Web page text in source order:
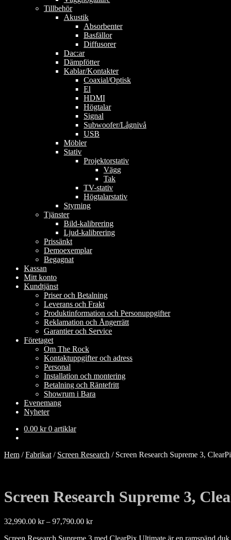
Tillbehör
Akustik
Absorbenter
Basfällor
Diffusorer
Dac:ar
Dämpfötter
Kablar/Kontakter
Coaxial/Optisk
El
HDMI
Högtalar
Signal
Subwoofer/Lågnivå
USB
Möbler
Stativ
Projektorstativ
Vägg
Tak
TV-stativ
Högtalarstativ
Styrning
Tjänster
Bild-kalibrering
Ljud-kalibrering
Prissänkt
Demoexemplar
Begagnat
Kassan
Mitt konto
Kundtjänst
Priser och Betalning
Leverans och Frakt
Produktinformation och Personuppgifter
Reklamation och Ångerrätt
Garantier och Service
Företaget
Om The Rock
Kontaktuppgifter och adress
Personal
Installation och montering
Betalning och Räntefritt
Showrum i Bara
Evenemang
Nyheter
0.00 kr 0 artiklar
Hem /Fabrikat / Screen Research / Screen Research Supreme 3,
Screen Research Supreme 3,
32,990.00 kr – 97,790.00 krPrisintervall:
Screen Research Supreme 3 med ClearPix Ultimate är en ramspänd